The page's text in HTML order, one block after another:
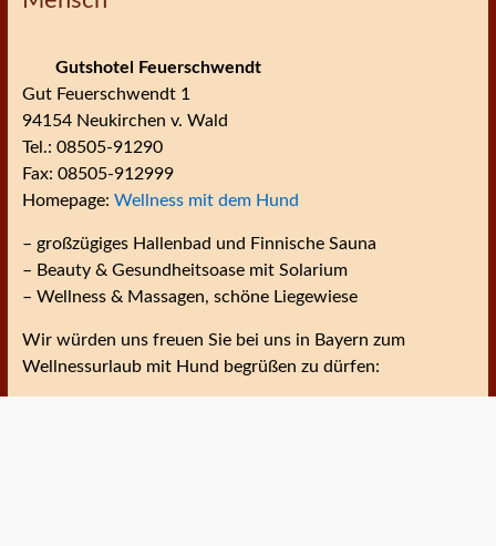
Gutshotel Feuerschwendt
Gut Feuerschwendt 1
94154 Neukirchen v. Wald
Tel.: 08505-91290
Fax: 08505-912999
Homepage: Wellness mit dem Hund
– großzügiges Hallenbad und Finnische Sauna
– Beauty & Gesundheitsoase mit Solarium
– Wellness & Massagen, schöne Liegewiese
Wir würden uns freuen Sie bei uns in Bayern zum
Wellnessurlaub mit Hund begrüßen zu dürfen: